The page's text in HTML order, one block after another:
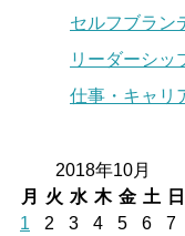
セルフブラン
リーダーシッ
仕事・キャリ
2018年10月
月
火 水 木 金 土
日
1
2 3 4 5 6
7